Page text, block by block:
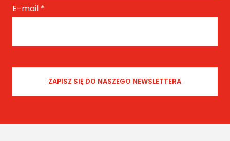
E-mail *